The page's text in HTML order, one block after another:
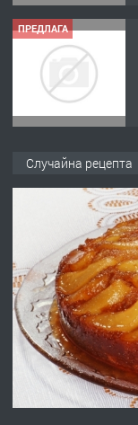
ПРЕДЛАГА
ПРЕДЛАГА
ПРЕДЛАГА
Случайна рецепта